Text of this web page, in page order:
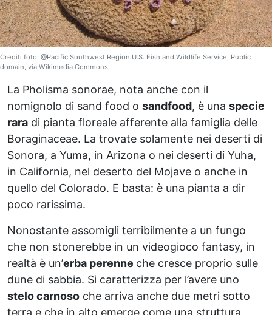
Crediti foto: @Pacific Southwest Region U.S. Fish and Wildlife Service, Public
domain, via Wikimedia Commons
La Pholisma sonorae, nota anche con il
nomignolo di sand food o sandfood, è una specie
rara di pianta floreale afferente alla famiglia delle
Boraginaceae. La trovate solamente nei deserti di
Sonora, a Yuma, in Arizona o nei deserti di Yuha,
in California, nel deserto del Mojave o anche in
quello del Colorado. E basta: è una pianta a dir
poco rarissima.
Nonostante assomigli terribilmente a un fungo
che non stonerebbe in un videogioco fantasy, in
realtà è un’erba perenne che cresce proprio sulle
dune di sabbia. Si caratterizza per l’avere uno
stelo carnoso che arriva anche due metri sotto
terra e che in alto emerge come una struttura